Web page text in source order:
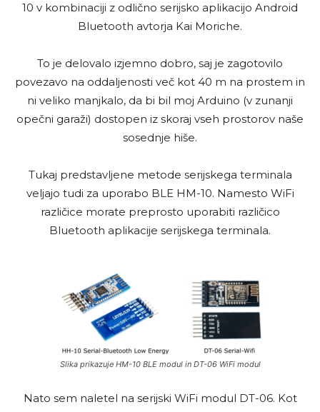
10 v kombinaciji z odlično serijsko aplikacijo Android
Bluetooth avtorja Kai Moriche.
To je delovalo izjemno dobro, saj je zagotovilo
povezavo na oddaljenosti več kot 40 m na prostem in
ni veliko manjkalo, da bi bil moj Arduino (v zunanji
opečni garaži) dostopen iz skoraj vseh prostorov naše
sosednje hiše.
Tukaj predstavljene metode serijskega terminala
veljajo tudi za uporabo BLE HM-10. Namesto WiFi
različice morate preprosto uporabiti različico
Bluetooth aplikacije serijskega terminala.
Slika prikazuje HM-10 BLE modul in DT-06 WiFi modul
Nato sem naletel na serijski WiFi modul DT-06. Kot